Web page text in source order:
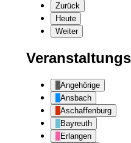
Zurück
Heute
Weiter
Angehörige
Ansbach
Aschaffenburg
Bayreuth
Erlangen